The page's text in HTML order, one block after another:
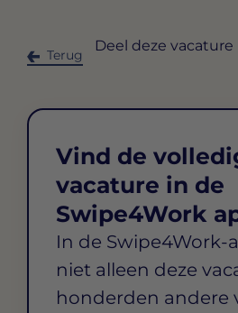
Terug
Deel deze vacature
Vind de
vacature in de
Swipe4Work
In de Swipe4Work-
niet alleen deze
honderden andere